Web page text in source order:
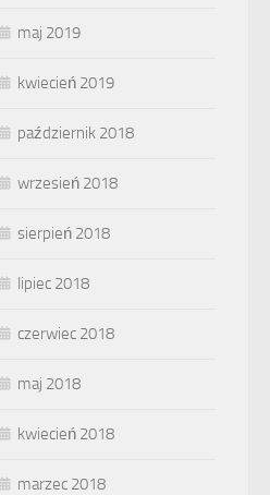
maj 2019
kwiecień 2019
październik 2018
wrzesień 2018
sierpień 2018
lipiec 2018
czerwiec 2018
maj 2018
kwiecień 2018
marzec 2018